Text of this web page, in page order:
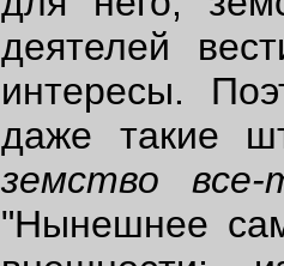
деятелей
интересы.
даже такие
земство
"Нынешнее